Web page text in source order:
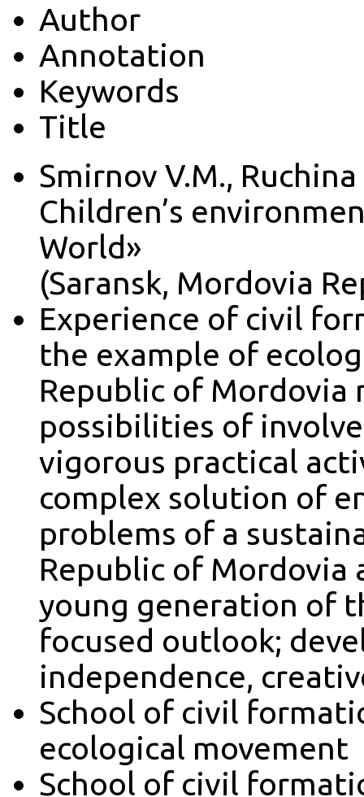
Author
Annotation
Keywords
Title
Smirnov V.M., Ruchina
Children’s
World»
(Saransk, Mordovia
Experience of civil
the example of
Republic of Mordovia
possibilities of
vigorous practical
complex solution of
problems of a
Republic of Mordovia
young generation of
focused outlook;
independence,
School of civil
ecological movement
School of civil